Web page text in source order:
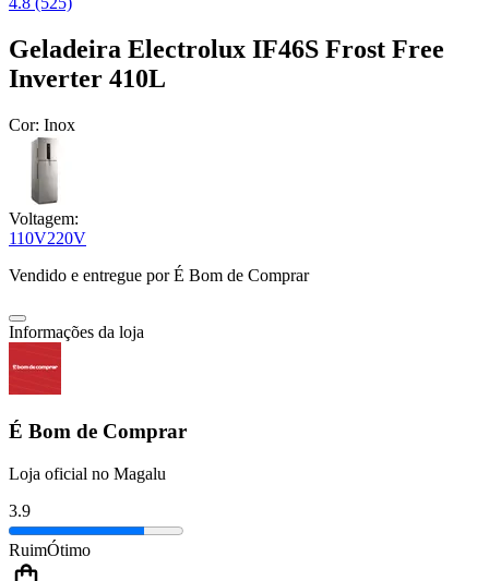
Geladeira Electrolux IF46S Frost Free
Inverter 410L
Cor: Inox
Voltagem:
110V220V
Vendido e entregue por É Bom de Comprar
Informações da loja
É Bom de Comprar
Loja oficial no Magalu
3.9
RuimÓtimo